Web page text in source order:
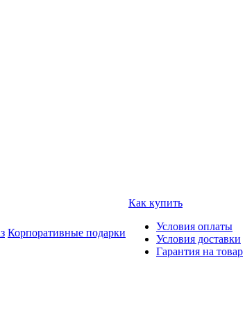
Корпоративные подарки
Как купить
Условия оплаты
Условия доставки
Гарантия на товар